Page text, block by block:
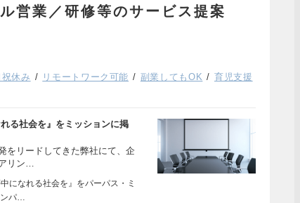
営業／研修等のサービス提案
休み リモートワーク可能 副業してもOK
育児支援
る社会を』をミッションに掲
をリードしてきた弊社にて、企
リン…
になれる社会を』をパーパス・ミ
パ…